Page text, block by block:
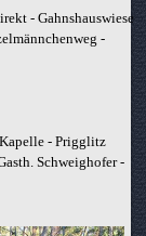
- Gahnshauswiese
-
- Prigglitz
Schweighofer -